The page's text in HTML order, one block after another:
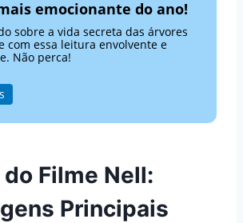
emocionante do ano!
sobre a vida secreta das árvores
com essa leitura envolvente e
Não perca!
Filme Nell:
Principais